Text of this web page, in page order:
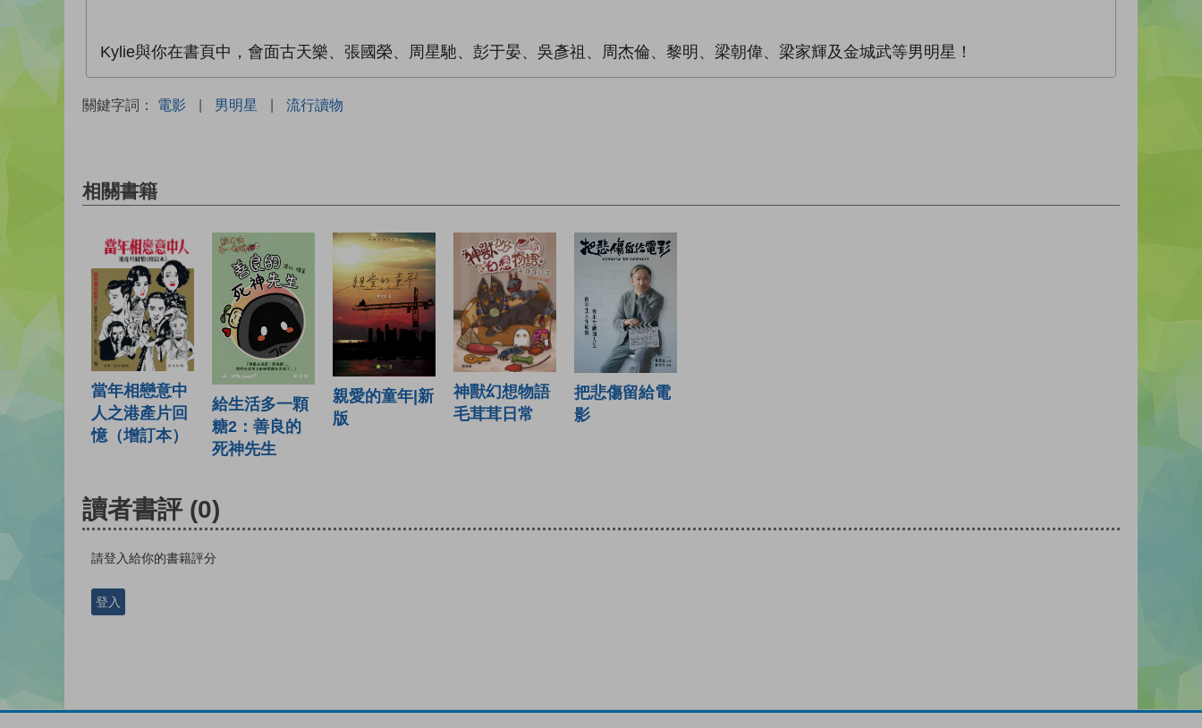
Kylie與你在書頁中，會面古天樂、張國榮、周星馳、彭于晏、吳彥祖、周杰倫、黎明、梁朝偉、梁家輝及金城武等男明星！
關鍵字詞： 電影 | 男明星 | 流行讀物
相關書籍
當年相戀意中
人之港產片回
憶（增訂本）
給生活多一顆
糖2：善良的
死神先生
親愛的童年|新
版
神獸幻想物語
毛茸茸日常
把悲傷留給電
影
讀者書評 (0)
請登入給你的書籍評分
登入